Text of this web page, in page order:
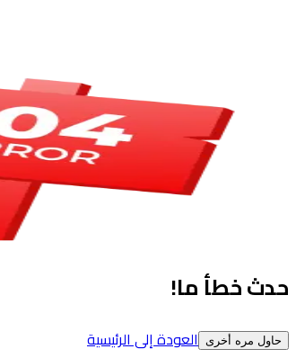
حدث خطأ ما!
حاول مره أخرى العودة إلى الرئيسية